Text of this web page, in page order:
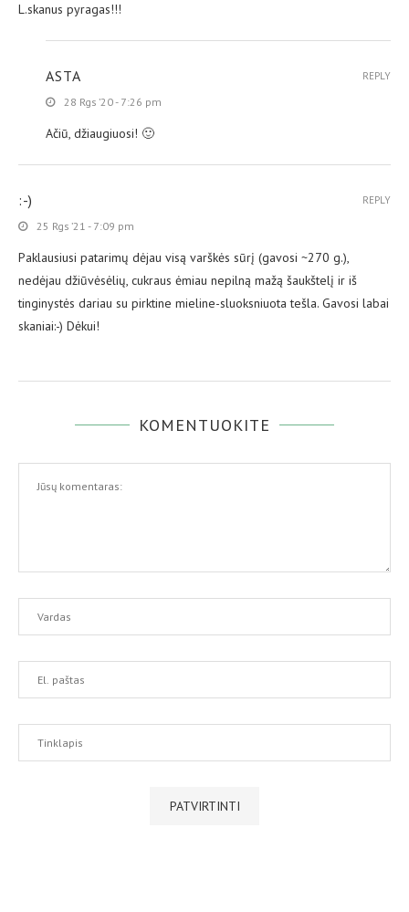
L.skanus pyragas!!!
ASTA
28 Rgs ’20 - 7:26 pm
Ačiū, džiaugiuosi! 🙂
REPLY
:-)
25 Rgs ’21 - 7:09 pm
Paklausiusi patarimų dėjau visą varškės sūrį (gavosi ~270 g.),
nedėjau džiūvėsėlių, cukraus ėmiau nepilną mažą šaukštelį ir iš
tinginystės dariau su pirktine mieline-sluoksniuota tešla. Gavosi labai
skaniai:-) Dėkui!
REPLY
KOMENTUOKITE